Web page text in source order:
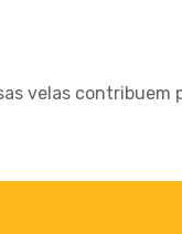
velas contribuem